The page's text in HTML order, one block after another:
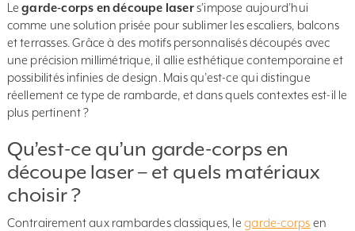
Legarde-corps en découpe lasers’impose aujourd’hui
comme une solution prisée pour sublimer les escaliers, balcons
et terrasses. Grâce à des motifs personnalisés découpés avec
une précision millimétrique, il allie esthétique contemporaine et
possibilités infinies de design. Mais qu’est-ce qui distingue
réellement ce type de rambarde, et dans quels contextes est-il le
plus pertinent ?
Qu’est-ce qu’un garde-corps en
découpe laser – et quels matériaux
choisir ?
Contrairement aux rambardes classiques, legarde-corps en